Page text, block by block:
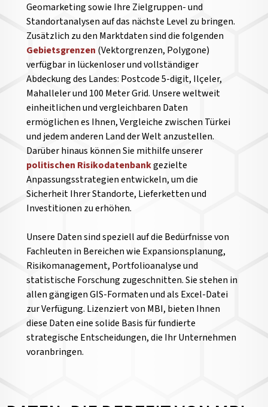
Geomarketing sowie Ihre Zielgruppen- und
Standortanalysen auf das nächste Level zu bringen.
Zusätzlich zu den Marktdaten sind die folgenden
Gebietsgrenzen (Vektorgrenzen, Polygone)
verfügbar in lückenloser und vollständiger
Abdeckung des Landes: Postcode 5-digit, Ilçeler,
Mahalleler und 100 Meter Grid. Unsere weltweit
einheitlichen und vergleichbaren Daten
ermöglichen es Ihnen, Vergleiche zwischen Türkei
und jedem anderen Land der Welt anzustellen.
Darüber hinaus können Sie mithilfe unserer
politischen Risikodatenbankgezielte
Anpassungsstrategien entwickeln, um die
Sicherheit Ihrer Standorte, Lieferketten und
Investitionen zu erhöhen.
Unsere Daten sind speziell auf die Bedürfnisse von
Fachleuten in Bereichen wie Expansionsplanung,
Risikomanagement, Portfolioanalyse und
statistische Forschung zugeschnitten. Sie stehen in
allen gängigen GIS-Formaten und als Excel-Datei
zur Verfügung. Lizenziert von MBI, bieten Ihnen
diese Daten eine solide Basis für fundierte
strategische Entscheidungen, die Ihr Unternehmen
voranbringen.